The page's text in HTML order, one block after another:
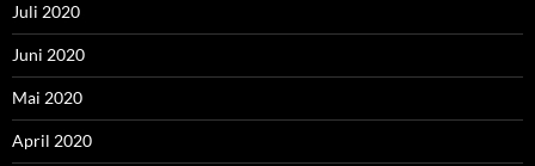
Juli 2020
Juni 2020
Mai 2020
April 2020